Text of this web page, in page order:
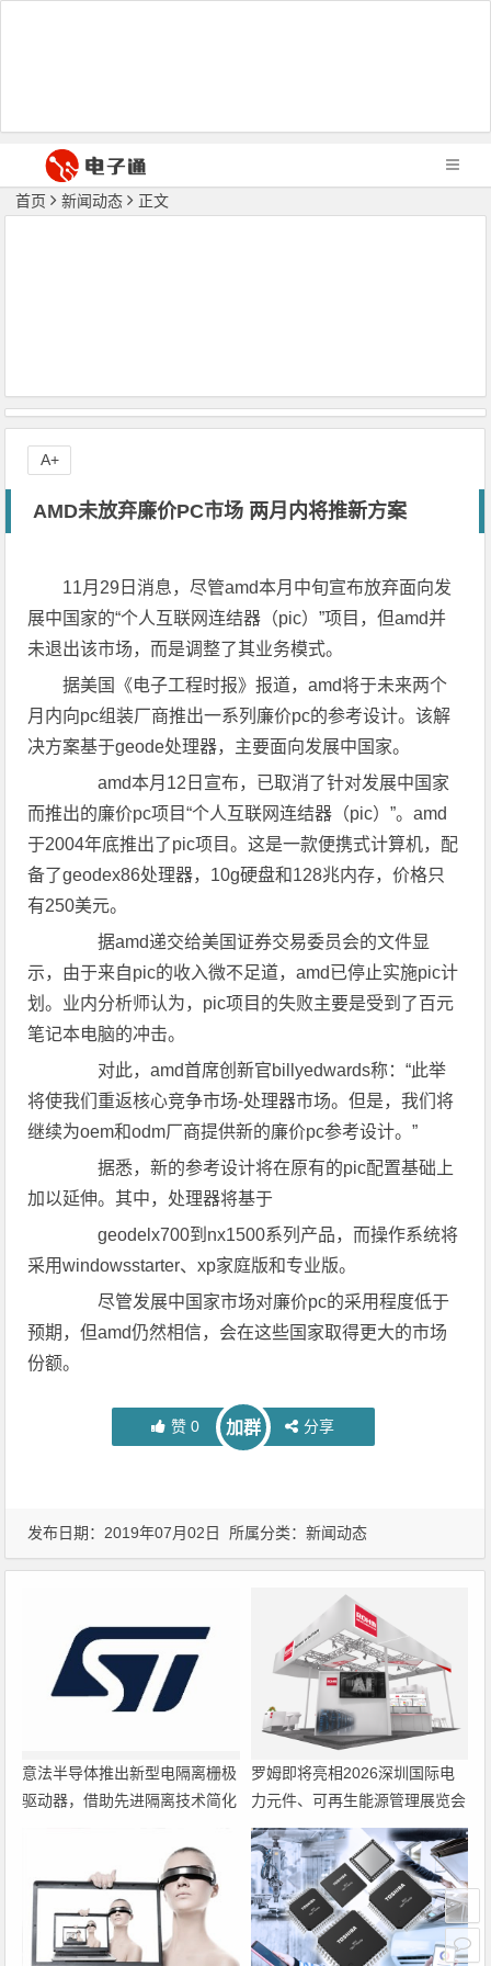
首页 新闻动态 正文
AMD未放弃廉价PC市场 两月内将推新方案
11月29日消息，尽管amd本月中旬宣布放弃面向发
展中国家的“个人互联网连结器（pic）”项目，但amd并
未退出该市场，而是调整了其业务模式。
据美国《电子工程时报》报道，amd将于未来两个
月内向pc组装厂商推出一系列廉价pc的参考设计。该解
决方案基于geode处理器，主要面向发展中国家。
amd本月12日宣布，已取消了针对发展中国家
而推出的廉价pc项目“个人互联网连结器（pic）”。amd
于2004年底推出了pic项目。这是一款便携式计算机，配
备了geodex86处理器，10g硬盘和128兆内存，价格只
有250美元。
据amd递交给美国证券交易委员会的文件显
示，由于来自pic的收入微不足道，amd已停止实施pic计
划。业内分析师认为，pic项目的失败主要是受到了百元
笔记本电脑的冲击。
对此，amd首席创新官billyedwards称：“此举
将使我们重返核心竞争市场-处理器市场。但是，我们将
继续为oem和odm厂商提供新的廉价pc参考设计。”
据悉，新的参考设计将在原有的pic配置基础上
加以延伸。其中，处理器将基于
geodelx700到nx1500系列产品，而操作系统将
采用windowsstarter、xp家庭版和专业版。
尽管发展中国家市场对廉价pc的采用程度低于
预期，但amd仍然相信，会在这些国家取得更大的市场
份额。
赞 0 加群 分享
A+
发布日期：2019年07月02日 所属分类：新闻动态
意法半导体推出新型电隔离栅极
驱动器，借助先进隔离技术简化
罗姆即将亮相2026深圳国际电
力元件、可再生能源管理展览会
暨研讨会